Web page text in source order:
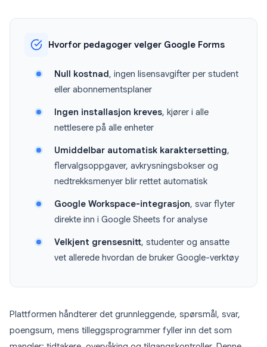
Hvorfor pedagoger velger Google Forms
Null kostnad , ingen lisensavgifter per student
eller abonnementsplaner
Ingen installasjon kreves, kjører i alle
nettlesere på alle enheter
Umiddelbar automatisk karaktersetting,
flervalgsoppgaver, avkrysningsbokser og
nedtrekksmenyer blir rettet automatisk
Google Workspace-integrasjon, svar flyter
direkte inn i Google Sheets for analyse
Velkjent grensesnitt, studenter og ansatte
vet allerede hvordan de bruker Google-verktøy
Plattformen håndterer det grunnleggende, spørsmål, svar,
poengsum, mens tilleggsprogrammer fyller inn det som